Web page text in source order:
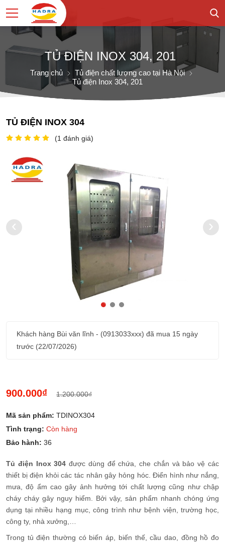
TỦ ĐIỆN INOX 304, 201
Trang chủ
Tủ điện chất lượng cao tại Hà Nội
Tủ điện Inox 304, 201
TỦ ĐIỆN INOX 304
(1 đánh giá)
‹ ›
trước (22/07/2026)
Khách hàng
r0m5mh
900.000₫ 1.200.000₫
Mã sản phẩm: TDINOX304
Tình trạng: Còn hàng
Bảo hành: 36
Tủ điện Inox 304được dùng để chứa, che chắn và bảo vệ các
thiết bị điện khỏi các tác nhân gây hỏng hóc. Điển hình như nắng,
mưa, độ ẩm cao gây ảnh hưởng tới chất lượng cũng như chập
cháy cháy gây nguy hiểm. Bởi vậy, sản phẩm nhanh chóng ứng
dụng tại nhiều hạng mục, công trình như bệnh viện, trường học,
công ty, nhà xưởng,…
Trong tủ điện thường có biến áp, biến thế, cầu dao, đồng hồ đo